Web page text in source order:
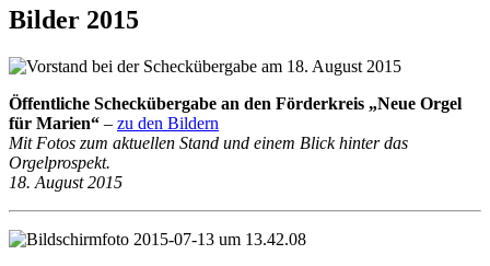
Bilder 2015
Öffentliche Scheckübergabe an den Förderkreis „Neue Orgel
für Marien“ – zu den Bildern
Mit Fotos zum aktuellen Stand und einem Blick hinter das
Orgelprospekt.
18. August 2015